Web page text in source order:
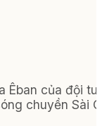
Êban của đội
chuyền Sài